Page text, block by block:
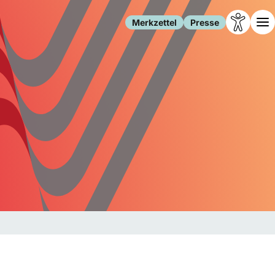
Merkzettel Presse
Leben
Familie
Freizeit
Gesundheit
Internet
Gesellschaft
Forschung
Migration
Polizei